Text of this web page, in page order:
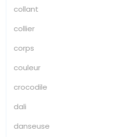
collant
collier
corps
couleur
crocodile
dali
danseuse